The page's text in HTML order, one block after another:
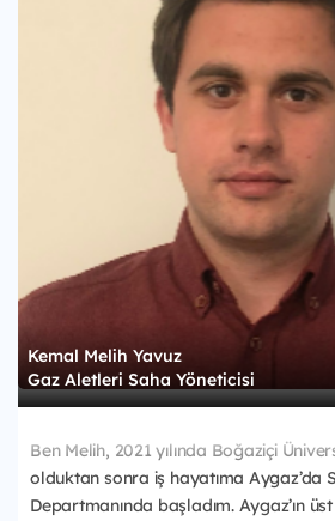
Kemal Melih Yavuz
Gaz Aletleri Saha Yöneticisi
Ben Melih, 2021 yılında Boğaziçi
olduktan sonra iş hayatıma Aygaz’da
Departmanında başladım. Aygaz’ın